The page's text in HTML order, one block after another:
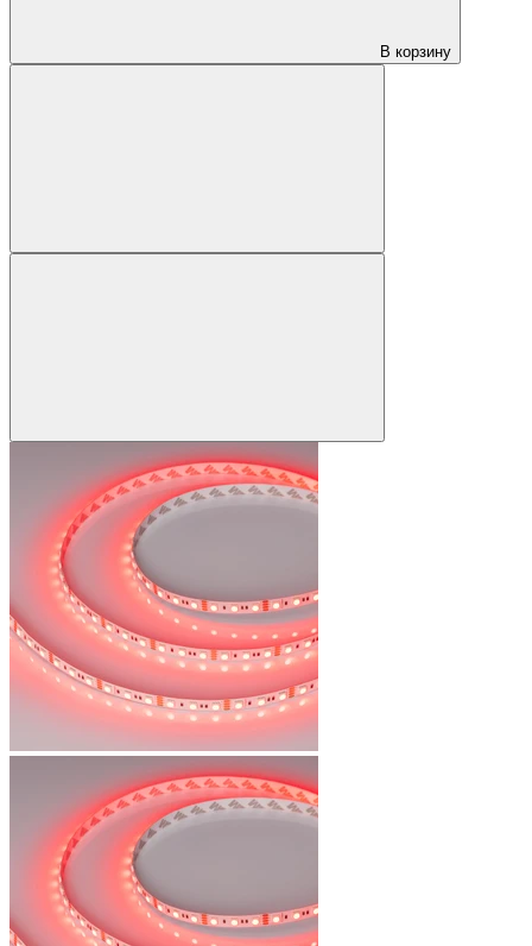
В корзину